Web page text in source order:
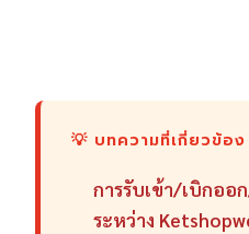
💡 บทความที่เกี่ยวข้อง
การรับเข้า/เบิกออ
ระหว่าง